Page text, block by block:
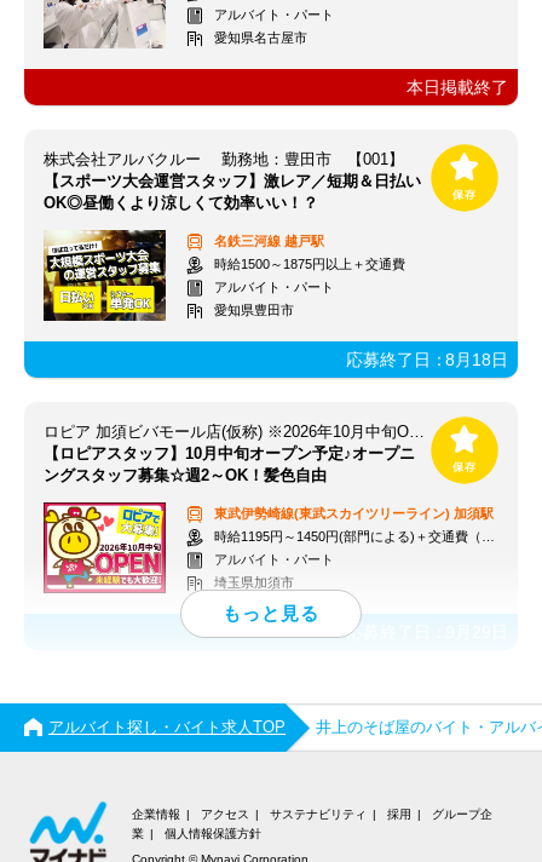
アルバイト・パート
愛知県名古屋市
本日掲載終了
株式会社アルバクルー 勤務地：豊田市 【001】
【スポーツ大会運営スタッフ】激レア／短期＆日払い
OK◎昼働くより涼しくて効率いい！？
名鉄三河線 越戸駅
時給1500～1875円以上＋交通費
アルバイト・パート
愛知県豊田市
応募終了日：8月18日
ロピア 加須ビバモール店(仮称) ※2026年10月中旬OPEN予定
【ロピアスタッフ】10月中旬オープン予定♪オープニ
ングスタッフ募集☆週2～OK！髪色自由
東武伊勢崎線(東武スカイツリーライン) 加須駅
時給1195円～1450円(部門による)＋交通費（社内規定）
アルバイト・パート
埼玉県加須市
応募終了日：
アルバイト探し・バイト求人TOP 井上のそば屋のバイト・アルバ
企業情報 アクセス サステナビリティ 採用
グループ企
業
個人情報保護方針
Copyright © Mynavi Corporation